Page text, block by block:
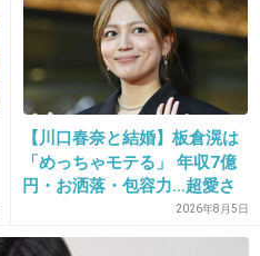
。
わないのか？
+65
【川口春奈と結婚】板倉滉は
「めっちゃモテる」 年収7億
円・お洒落・包容力…超愛さ
2026年8月5日